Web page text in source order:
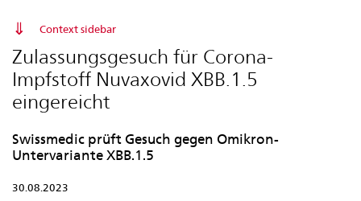
Context sidebar
Zulassungsgesuch für Corona-
Impfstoff Nuvaxovid XBB.1.5
eingereicht
Swissmedic prüft Gesuch gegen Omikron-
Untervariante XBB.1.5
30.08.2023